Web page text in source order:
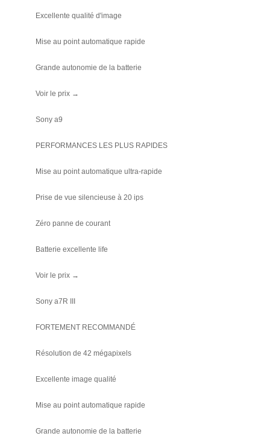
Excellente qualité d'image
Mise au point automatique rapide
Grande autonomie de la batterie
Voir le prix →
Sony a9
PERFORMANCES LES PLUS RAPIDES
Mise au point automatique ultra-rapide
Prise de vue silencieuse à 20 ips
Zéro panne de courant
Batterie excellente life
Voir le prix →
Sony a7R III
FORTEMENT RECOMMANDÉ
Résolution de 42 mégapixels
Excellente image qualité
Mise au point automatique rapide
Grande autonomie de la batterie